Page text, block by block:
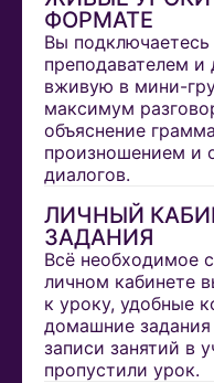
ФОРМАТЕ
Вы подключаетесь
преподавателем и
вживую в мини-
максимум
объяснение
произношением и
диалогов.
ЛИЧНЫЙ
ЗАДАНИЯ
Всё необходимое
личном кабинете
к уроку, удобные
домашние
записи занятий в
пропустили урок.